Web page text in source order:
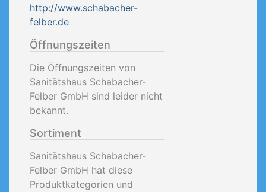
http://www.schabacher-
felber.de
Öffnungszeiten
Die Öffnungszeiten von
Sanitätshaus Schabacher-
Felber GmbH sind leider nicht
bekannt.
Sortiment
Sanitätshaus Schabacher-
Felber GmbH hat diese
Produktkategorien und